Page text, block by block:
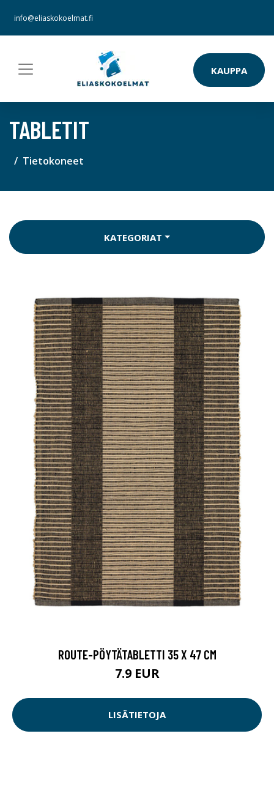
info@eliaskokoelmat.fi
KAUPPA
TABLETIT
Tietokoneet
KATEGORIAT
ROUTE-PÖYTÄTABLETTI 35 X 47 CM
7.9 EUR
LISÄTIETOJA